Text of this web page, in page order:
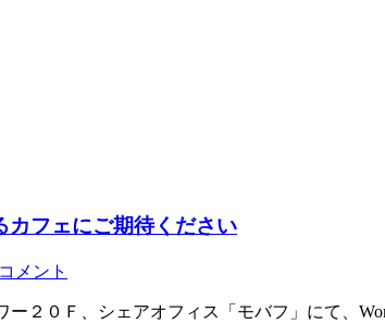
カフェにご期待ください
メント
ー２０Ｆ、シェアオフィス「モバフ」にて、